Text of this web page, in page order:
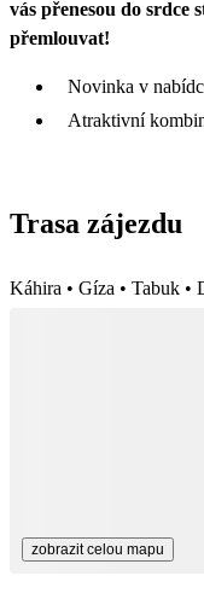
vás přenesou do srdce
přemlouvat!
Novinka v
Atraktivní
Trasa zájezdu
Káhira • Gíza • Tabuk •
zobrazit celou mapu